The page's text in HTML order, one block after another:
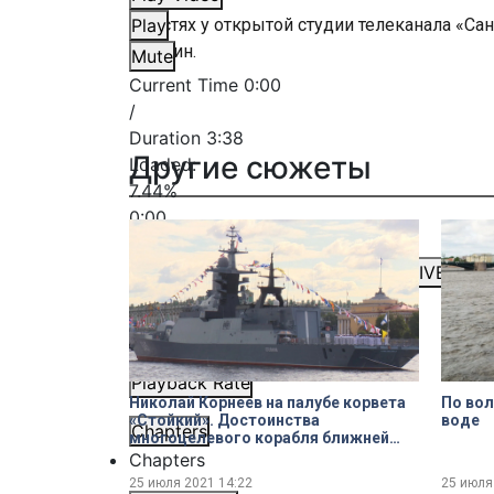
Play
Mute
Current Time 0:00
/
Duration 3:38
Loaded:
7.44%
0:00
Stream TypeLIVE
Seek to live, currently behind live LIVE
Remaining Time-3:38
1x
Playback Rate
Chapters
Chapters
В гостях у открытой студии телеканала
Ожогин.
Другие сюжеты
Николай Корнеев на палубе корвета
«Стойкий». Достоинства
многоцелевого корабля ближней
морской зоны
25 июля 2021 14:22
По
воде
25 июля